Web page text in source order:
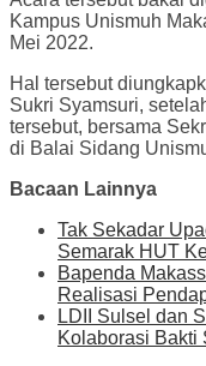
Kampus Unismuh
Mei 2022.
Hal tersebut
Sukri Syamsuri,
tersebut, bersama
di Balai Sidang
Bacaan Lainnya
Tak Sekadar
Semarak HUT
Bapenda
Realisasi
LDII Sulsel dan
Kolaborasi Bakti